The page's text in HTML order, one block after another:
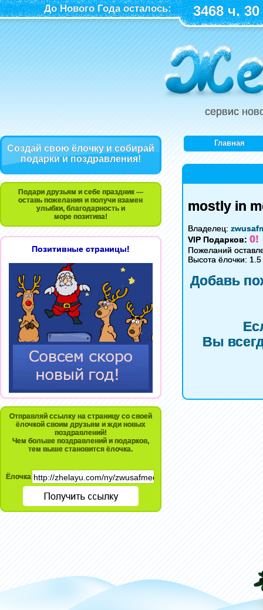
До Нового Года осталось: 3468 ч.
сервис
Создай свою ёлочку и собирай
подарки и поздравления!
Подари друзьям и себе праздник —
оставь пожелания и получи взамен
улыбки, благодарность и
море позитива!
Позитивные страницы!
Отправляй ссылку на страницу со своей
ёлочкой своим друзьям и жди новых
поздравлений!
Чем больше поздравлений и подарков,
тем выше становится ёлочка.
Ёлочка
Главная
mostly in
Владелец:
VIP Подарков: 0!
Пожеланий
Высота ёлочки:
Добавь
Вы